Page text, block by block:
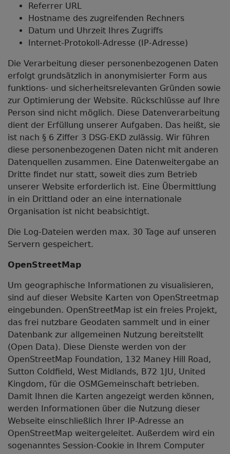
Referrer URL
Hostname des zugreifenden Rechners
Datum und Uhrzeit Ihres Zugriffs
Internet-Protokoll-Adresse (IP-Adresse)
Die Verarbeitung dieser personenbezogenen Daten
erfolgt grundsätzlich in anonymisierter Form aus
funktions- und sicherheitsrelevanten Gründen sowie
zur Optimierung der Website. Rückschlüsse auf Ihre
Person sind nicht möglich. Diese Datenverarbeitung
dient der Erfüllung unserer Aufgaben. Das heißt, sie
ist nach § 6 Ziffer 3 DSG-EKD zulässig. Wir führen
diese personenbezogenen Daten nicht mit anderen
Datenquellen zusammen. Eine Datenweitergabe an
Dritte findet nur statt, soweit dies zum Betrieb
unserer Website erforderlich ist. Eine Übermittlung
in ein Drittland oder an eine internationale
Organisation ist nicht beabsichtigt.
Die Log-Dateien werden max. 30 Tage auf unseren
Servern gespeichert.
OpenStreetMap
Um geographische Informationen zu visualisieren,
sind auf dieser Website Karten von OpenStreetmap
eingebunden. OpenStreetMap ist ein freies Projekt,
das frei nutzbare Geodaten sammelt und in einer
Datenbank zur allgemeinen Nutzung bereitstellt
(Open Data). Diese Dienste werden von der
OpenStreetMap Foundation, 132 Maney Hill Road,
Sutton Cold­field, West Midlands, B72 1JU, United
Kingdom, für die OSM­Gemeinschaft betrieben.
Damit Ihnen die Karten angezeigt werden können,
werden Informationen über die Nutzung dieser
Webseite einschließlich Ihrer IP-Adresse an
OpenStreetMap weitergeleitet. Außerdem wird ein
sogenanntes Session-Cookie in Ihrem Computer